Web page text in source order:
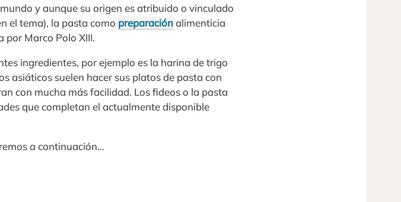
y aunque su origen es atribuido o vinculado
el tema), la pasta como preparaciónalimenticia
por Marco Polo XIII.
ingredientes, por ejemplo es la harina de trigo
asiáticos suelen hacer sus platos de pasta con
con mucha más facilidad. Los fideos o la pasta
que completan el actualmente disponible
a continuación…